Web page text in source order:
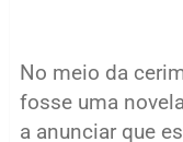
No meio da
fosse uma
a anunciar que